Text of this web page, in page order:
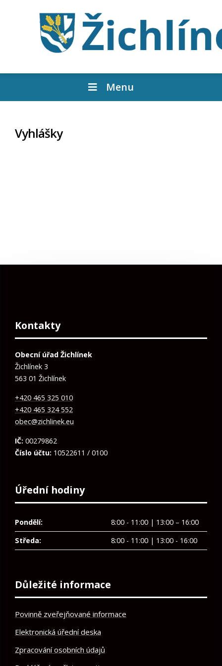
Menu
Vyhlášky
Kontakty
Obecní úřad Žichlínek
Žichlínek 3
563 01 Žichlínek
+420 465 325 010
+420 465 324 552
obec@zichlinek.eu
IČ: 00279862
Číslo účtu: 10522611 / 0100
Úřední hodiny
Pondělí:
8:00 - 11:00 | 13:00 – 16:00
Středa:
8:00 - 11:00 | 13:00 - 16:00
Důležité informace
Povinně zveřejňované informace
Elektronická úřední deska
Zpracování osobních údajů